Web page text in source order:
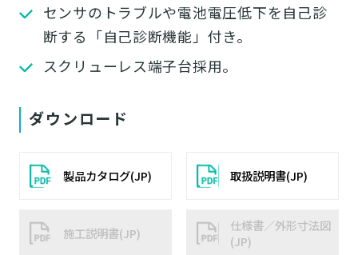
センサのトラブルや電池電圧低下を自己診
断する「自己診断機能」付き。
スクリューレス端子台採用。
ダウンロード
製品カタログ(JP) 取扱説明書(JP)
施工説明書(JP)
仕様書／外形寸法図
(JP)